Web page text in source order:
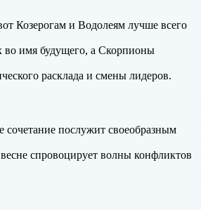
Козерогам и Водолеям лучше всего
во имя будущего, а Скорпионы
расклада и смены лидеров.
послужит своеобразным
спровоцирует волны конфликтов